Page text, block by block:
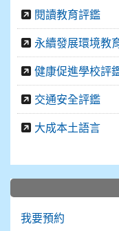
閱讀教育評鑑
永續發展環境教
健康促進學校評
交通安全評鑑
大成本土語言
我要預約